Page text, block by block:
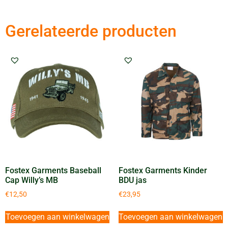
Gerelateerde producten
Fostex Garments Baseball
Cap Willy’s MB
€12,50
Toevoegen aan winkelwagen
Fostex Garments Kinder
BDU jas
€23,95
Toevoegen aan winkelwagen